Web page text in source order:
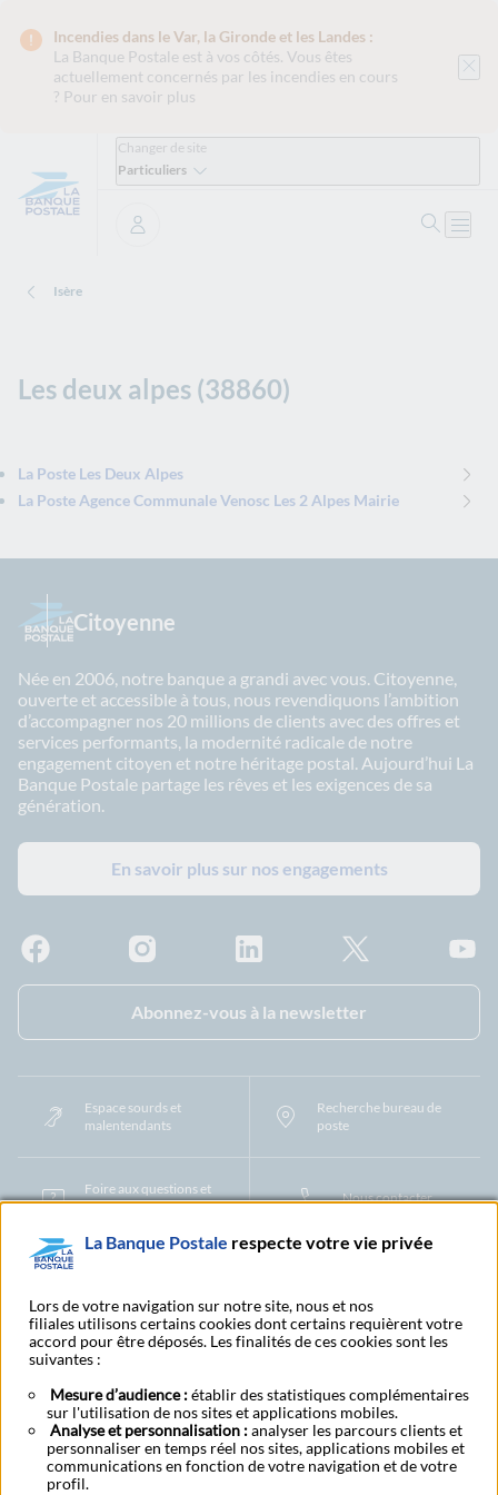
Incendies dans le Var, la Gironde et les Landes :
La Banque Postale est à vos côtés. Vous êtes
actuellement concernés par les incendies en cours
? Pour en savoir plus
Changer de site
Particuliers
Se connecter
Isère
Les deux alpes (38860)
La Poste Les Deux Alpes
La Poste Agence Communale Venosc Les 2 Alpes Mairie
Citoyenne
Née en 2006, notre banque a grandi avec vous. Citoyenne,
ouverte et accessible à tous, nous revendiquons l’ambition
d’accompagner nos 20 millions de clients avec des offres et
services performants, la modernité radicale de notre
engagement citoyen et notre héritage postal. Aujourd’hui La
Banque Postale partage les rêves et les exigences de sa
génération.
En savoir plus sur nos engagements
Abonnez-vous à la newsletter
Espace sourds et
malentendants
Recherche bureau de
poste
Foire aux questions et
centre d'aide
Nous contacter
Protection des Données à Caractère PersonnelFiliales et partenaires
CookiesGestion des cookiesActualiser vos informations
Contestation et réclamation Coordonnées Centres Financiers
Alertes fraudes et points de vigilance Actualités réglementaires CGU
Aide navigateur et systèmes d'exploitation
Vider le cache de votre navigateurLexique Aide et accessibilité
Accessibilité – Partiellement conforme Espace candidature
BFI - Banque de Financement et d'Investissement
La Banque Postale respecte votre vie privée
Lors de votre navigation sur notre site, nous et nos
filiales utilisons certains cookies dont certains requièrent votre
accord pour être déposés. Les finalités de ces cookies sont les
suivantes :
Mesure d’audience :établir des statistiques complémentaires
sur l'utilisation de nos sites et applications mobiles.
Analyse et personnalisation :analyser les parcours clients et
personnaliser en temps réel nos sites, applications mobiles et
communications en fonction de votre navigation et de votre
profil.